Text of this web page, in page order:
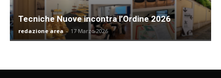
Tecniche Nuove incontra l’Ordine 2026
redazione area - 17 Marzo 2026